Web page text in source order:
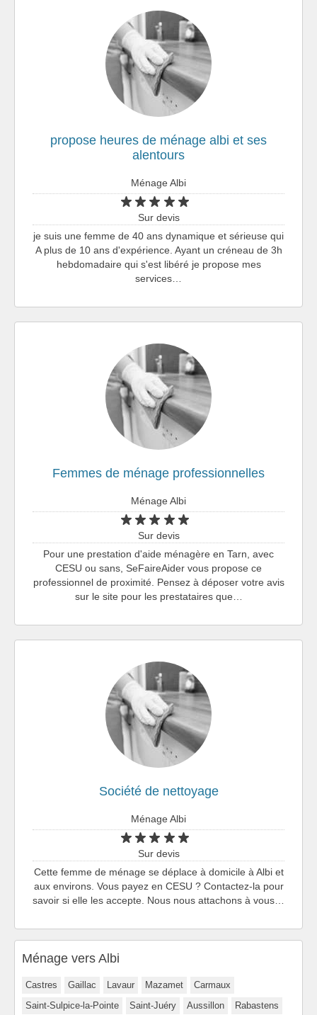
propose heures de ménage albi et ses
alentours
Ménage Albi
Sur devis
je suis une femme de 40 ans dynamique et sérieuse qui
A plus de 10 ans d'expérience. Ayant un créneau de 3h
hebdomadaire qui s'est libéré je propose mes
services…
Femmes de ménage professionnelles
Ménage Albi
Sur devis
Pour une prestation d'aide ménagère en Tarn, avec
CESU ou sans, SeFaireAider vous propose ce
professionnel de proximité. Pensez à déposer votre avis
sur le site pour les prestataires que…
Société de nettoyage
Ménage Albi
Sur devis
Cette femme de ménage se déplace à domicile à Albi et
aux environs. Vous payez en CESU ? Contactez-la pour
savoir si elle les accepte. Nous nous attachons à vous…
Ménage vers Albi
Castres Gaillac Lavaur Mazamet
Carmaux
Saint-Sulpice-la-Pointe
Saint-Juéry Aussillon Rabastens